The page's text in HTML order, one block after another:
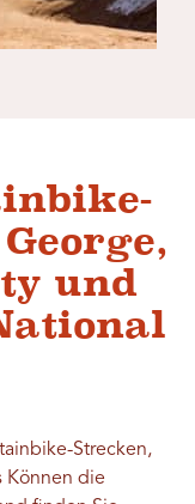
und
Strecken,
Können die